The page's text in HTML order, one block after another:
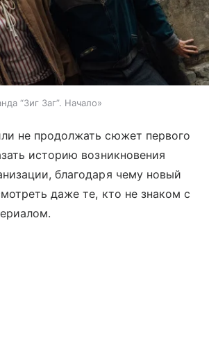
“Зиг Заг”. Начало»
не продолжать сюжет первого
историю возникновения
благодаря чему новый
даже те, кто не знаком с